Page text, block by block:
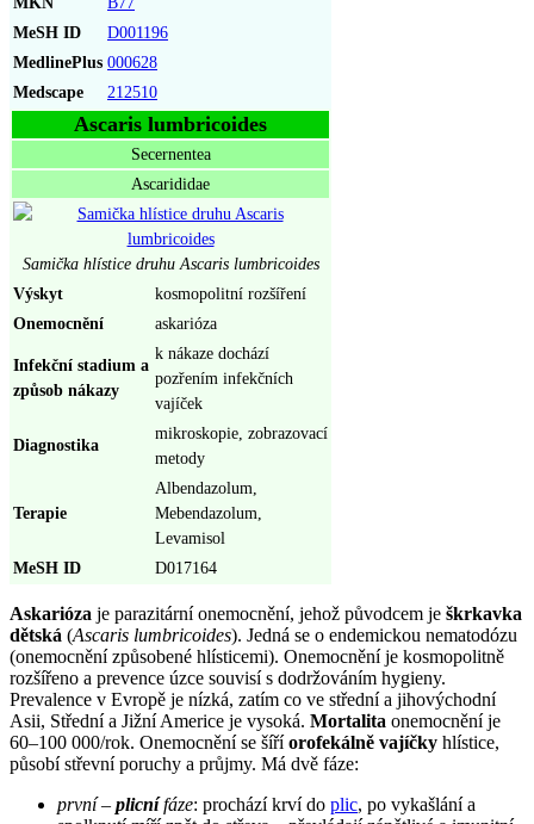
MeSH ID
D001196
MedlinePlus 000628
Medscape
212510
Ascaris lumbricoides
Secernentea
Ascarididae
Samička hlístice druhu Ascaris lumbricoides
Výskyt
kosmopolitní rozšíření
Onemocnění
askarióza
Infekční stadium a
způsob nákazy
k nákaze dochází
pozřením infekčních
vajíček
Diagnostika
mikroskopie, zobrazovací
metody
Terapie
Albendazolum,
Mebendazolum,
Levamisol
MeSH ID
D017164
Askarióza je parazitární onemocnění, jehož původcem je škrkavka
dětská (Ascaris lumbricoides). Jedná se o endemickou nematodózu
(onemocnění způsobené hlísticemi). Onemocnění je kosmopolitně
rozšířeno a prevence úzce souvisí s dodržováním hygieny.
Prevalence v Evropě je nízká, zatím co ve střední a jihovýchodní
Asii, Střední a Jižní Americe je vysoká. Mortalita onemocnění je
60–100 000/rok. Onemocnění se šíříorofekálně vajíčky hlístice,
působí střevní poruchy a průjmy. Má dvě fáze:
první – plicnífáze: prochází krví do plic, po vykašlání a